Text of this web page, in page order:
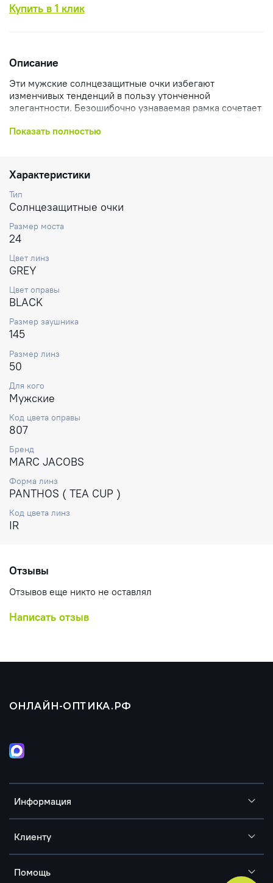
Купить в 1 клик
Описание
Эти мужские солнцезащитные очки избегают
изменчивых тенденций в пользу утонченной
элегантности. Безошибочно узнаваемая рамка сочетает
Marc Jacobs: тонкой металлической окантовкой на
Показать полностью
Характеристики
Тип
Солнцезащитные очки
Размер моста
24
Цвет линз
GREY
Цвет оправы
BLACK
Размер заушника
145
Размер линз
50
Для кого
Мужские
Код цвета оправы
807
Бренд
MARC JACOBS
Форма линз
PANTHOS ( TEA CUP )
Код цвета линз
IR
Отзывы
Отзывов еще никто не оставлял
Написать отзыв
Информация
Клиенту
Помощь
ОНЛАЙН-ОПТИКА.РФ